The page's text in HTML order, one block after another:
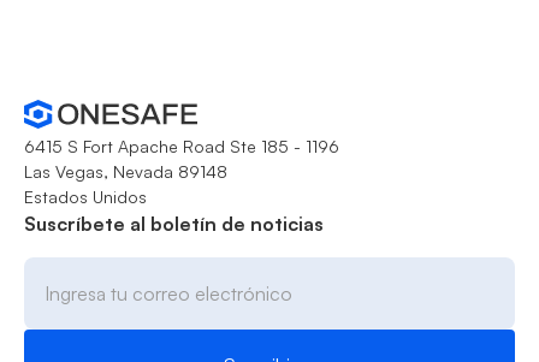
6415 S Fort Apache Road Ste 185 - 1196
Las Vegas, Nevada 89148
Estados Unidos
Suscríbete al boletín de noticias